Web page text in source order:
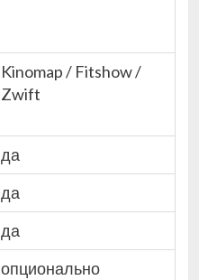
Kinomap / Fitshow /
Zwift
да
да
да
опционально